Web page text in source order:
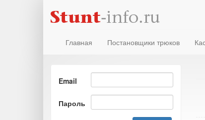
Главная Постановщики трюков
Email
Пароль